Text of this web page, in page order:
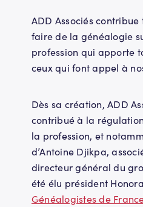
ADD Associés
faire de la généalogie
profession qui apporte
ceux qui font appel à
Dès sa création, ADD
contribué à la
la profession, et
d’Antoine Djikpa,
directeur général du
été élu président
Généalogistes de